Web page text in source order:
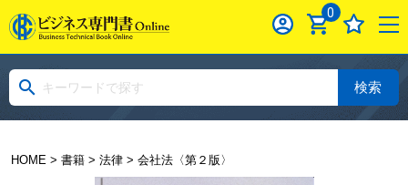
0
検索
HOME> 書籍> 法律> 会社法〈第２版〉